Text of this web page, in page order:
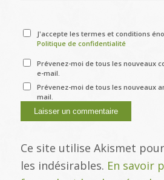
J'accepte les termes et conditions
Politique de confidentialité
Prévenez-moi de tous les nouveaux
e-mail.
Prévenez-moi de tous les nouveaux
mail.
Ce site utilise Akismet
les indésirables. En savoir